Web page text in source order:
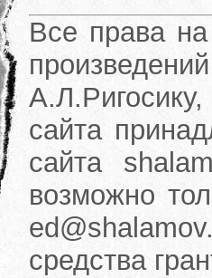
Все права на
сайта
сайта
возможно
средства